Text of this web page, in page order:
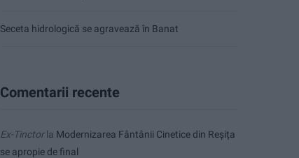
Seceta hidrologică se agravează în Banat
Comentarii recente
Ex-Tinctorla Modernizarea Fântânii Cinetice din Reșița
se apropie de final